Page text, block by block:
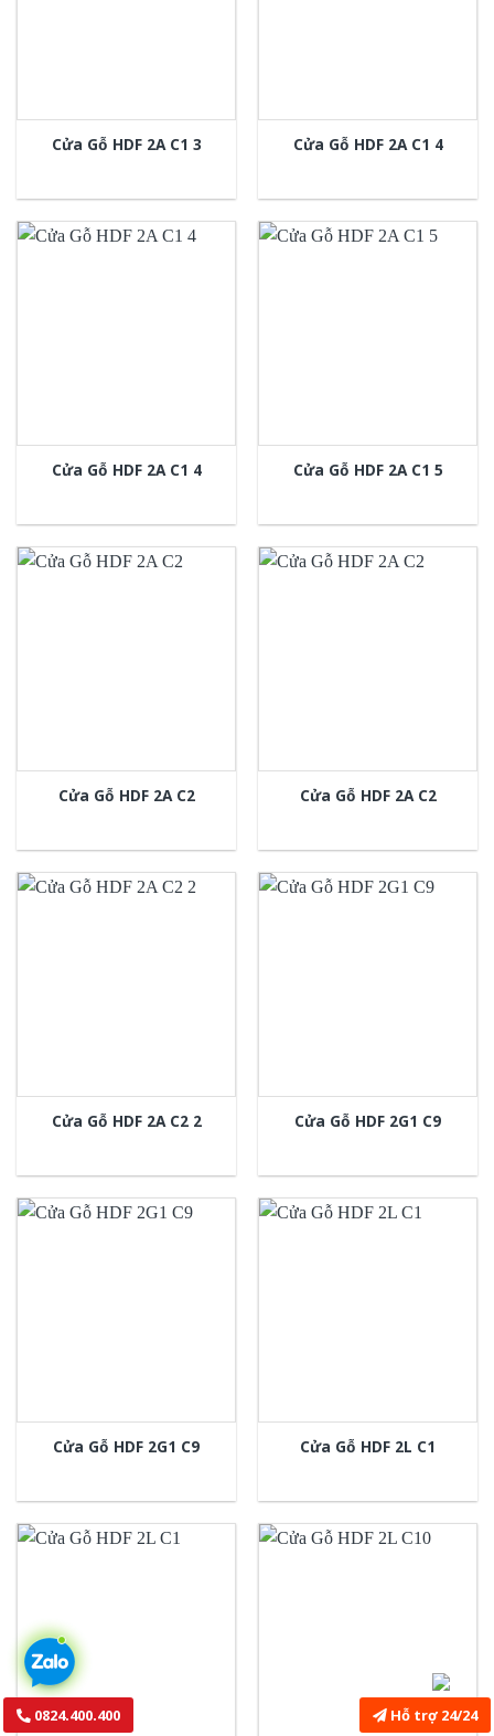
Cửa Gỗ HDF 2A C1 3 Cửa Gỗ HDF 2A C1 4
Cửa Gỗ HDF 2A C1 4 Cửa Gỗ HDF 2A C1 5
Cửa Gỗ HDF 2A C2 Cửa Gỗ HDF 2A C2
Cửa Gỗ HDF 2A C2 2 Cửa Gỗ HDF 2G1 C9
Cửa Gỗ HDF 2G1 C9 Cửa Gỗ HDF 2L C1
0824.400.400 Hỗ trợ 24/24